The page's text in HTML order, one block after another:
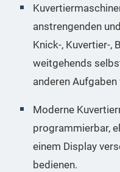
anstrengenden
Knick-, Kuvertier-,
weitgehends
anderen
Moderne
programmierbar,
einem Display
bedienen.